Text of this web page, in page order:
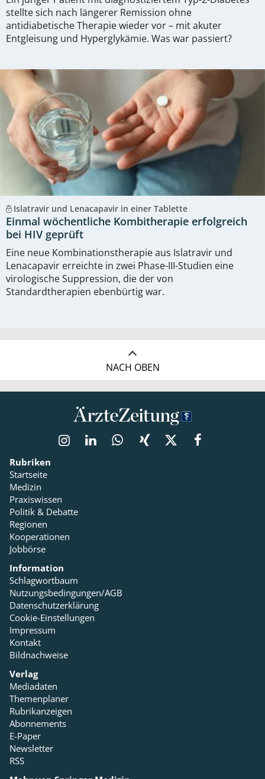
stellte sich nach längerer Remission ohne
antidiabetische Therapie wieder vor – mit akuter
Entgleisung und Hyperglykämie. Was war passiert?
Islatravir und Lenacapavir in einer Tablette
Einmal wöchentliche Kombitherapie erfolgreich
bei HIV geprüft
Eine neue Kombinationstherapie aus Islatravir und
Lenacapavir erreichte in zwei Phase-III-Studien eine
virologische Suppression, die der von
Standardtherapien ebenbürtig war.
NACH OBEN
Rubriken
Startseite
Medizin
Praxiswissen
Politik & Debatte
Regionen
Kooperationen
Jobbörse
Information
Schlagwortbaum
Nutzungsbedingungen/AGB
Datenschutzerklärung
Cookie-Einstellungen
Impressum
Kontakt
Bildnachweise
Verlag
Mediadaten
Themenplaner
Rubrikanzeigen
Abonnements
E-Paper
Newsletter
RSS